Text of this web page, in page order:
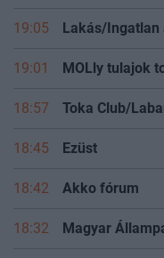
19:05 Lakás/Ingatlan
19:01 MOLly tulajok
18:57
18:45 Ezüst
18:42 Akko fórum
18:32 Magyar